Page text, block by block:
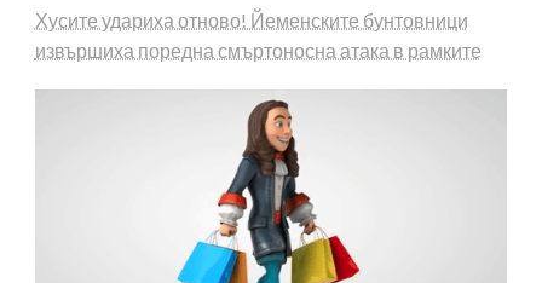
Хусите удариха отново! Йеменските бунтовници
извършиха поредна смъртоносна атака в рамките